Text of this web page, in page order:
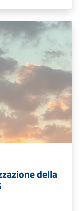
della